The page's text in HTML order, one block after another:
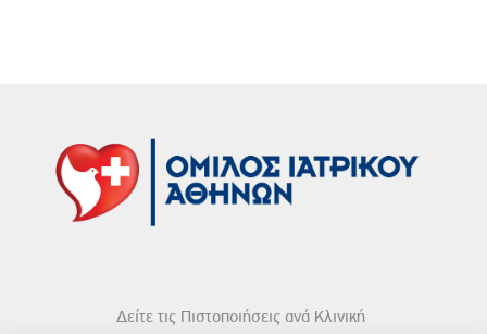
Δείτε τις Πιστοποιήσεις ανά Κλινική